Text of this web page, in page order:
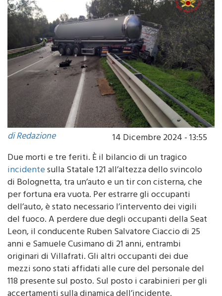
di Redazione
14 Dicembre 2024 - 13:55
Due morti e tre feriti. È il bilancio di un tragico
incidentesulla Statale 121 all’altezza dello svincolo
di Bolognetta, tra un’auto e un tir con cisterna, che
per fortuna era vuota. Per estrarre gli occupanti
dell’auto, è stato necessario l’intervento dei vigili
del fuoco. A perdere due degli occupanti della Seat
Leon, il conducente Ruben Salvatore Ciaccio di 25
anni e Samuele Cusimano di 21 anni, entrambi
originari di Villafrati. Gli altri occupanti dei due
mezzi sono stati affidati alle cure del personale del
118 presente sul posto. Sul posto i carabinieri per gli